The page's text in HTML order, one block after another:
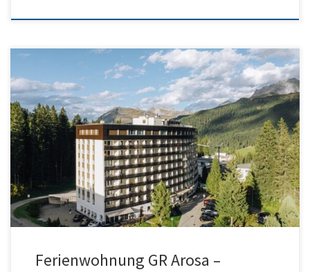
Ferienwohnung Graubünden mieten mit Hallenbad und Sauna in
Arosa Skiurlaub Arosa
Ferienwohnung GR Arosa –